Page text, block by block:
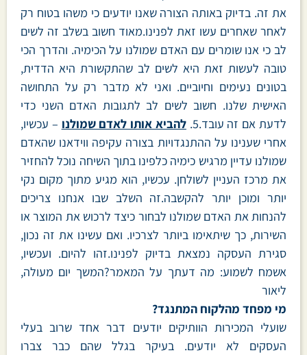
את זה. בדיוק באותה הצורה שאנו יודעים כי משהו בטוח רק
לאחר שאחרים עשו זאת לפנינו.מאוד חשוב בשלב זה לשים
לב כי אנו שומרים עם האדם שמולנו על הכימיה. והדרך הכי
טובה לעשות זאת היא לשים לב שהתקשורת היא הדדית,
בטונים נעימים וחיוביים. ואני לא מדבר רק על התחושה
האישית שלנו. חשוב לשים לב לתגובות האדם השני כדי
לדעת אם זה עובד.5.
להביא אותו לאדם שמולנו – עכשיו,
אחרי שענינו על ההתנגדויות בצורה עקיפה ווידאנו שהאדם
שמולנו עדיין מרגיש כימיה כלפינו בתוך השיחה נוכל להחזיר
את מרכז העניין לשולחן. עכשיו, הוא מגיע מתוך מקום נקי
יותר ומוכן יותר להקשבה.זה השלב שבו אנחנו צריכים
להנחות את האדם שמולנו לבחור כיצד לרכוש את המוצר או
השירות, כך שיתאימו ביותר לצרכיו. ואם עשינו את זה נכון,
סגירת העסקה נמצאת בדיוק לפנינו.זהו להיום. ועכשיו,
אשמח לשמוע: מה דעתך על המאמר?המשך יום מעולה,
ליאור
מי מפחד מהלקוח המתנגד?
שועלי המכירות הוותיקים יודעים דבר אחד שרוב בעלי
העסקים לא יודעים. בעיקר בגלל שהם כבר צברו